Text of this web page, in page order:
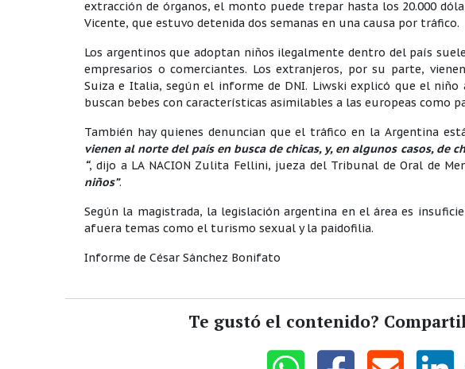
extracción de órganos, el monto puede trepar hasta los 20.000
Vicente, que estuvo detenida dos semanas en una causa por tráfico.
Los argentinos que adoptan niños ilegalmente dentro del país
empresarios o comerciantes. Los extranjeros, por su parte,
Suiza e Italia, según el informe de DNI. Liwski explicó que el
buscan bebes con características asimilables a las europeas como
También hay quienes denuncian que el tráfico en la Argentina
vienen al norte del país en busca de chicas, y, en algunos casos, de
“, dijo a LA NACION Zulita Fellini, jueza del Tribunal de Oral de
niños”.
Según la magistrada, la legislación argentina en el área es
afuera temas como el turismo sexual y la paidofilia.
Informe de César Sánchez Bonifato
Te gustó el contenido?